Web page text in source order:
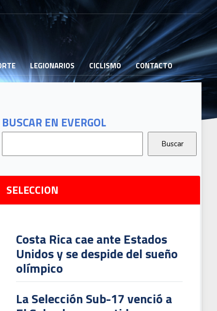
LEGIONARIOS CICLISMO CONTACTO
BUSCAR EN EVERGOL
SELECCION
Costa Rica cae ante Estados
Unidos y se despide del sueño
olímpico
La Selección Sub-17 venció a